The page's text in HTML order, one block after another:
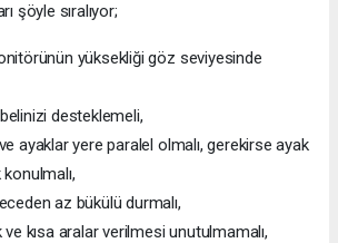
şöyle sıralıyor;
yüksekliği göz seviyesinde
desteklemeli,
ayaklar yere paralel olmalı, gerekirse ayak
az bükülü durmalı,
ve kısa aralar verilmesi unutulmamalı,